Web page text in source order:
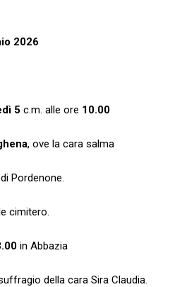
2026
5 c.m. alle ore 10.00
, ove la cara salma
Pordenone.
cimitero.
in Abbazia
della cara Sira Claudia.